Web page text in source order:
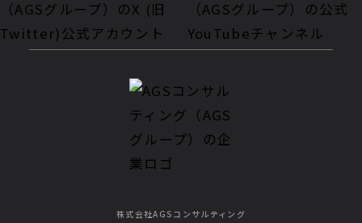
株式会社AGSコンサルティング